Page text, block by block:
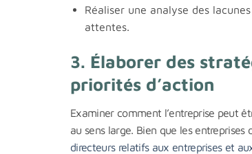
Réaliser une analyse des
attentes.
3. Élaborer des
priorités d’action
Examiner comment l’entreprise peut
au sens large. Bien que les
directeurs relatifs aux entreprises et